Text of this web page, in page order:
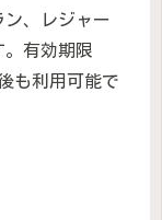
、レジャー
。有効期限
も利用可能で